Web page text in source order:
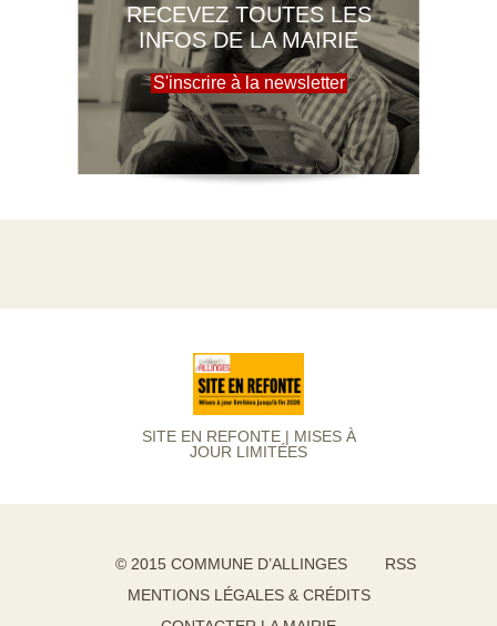
RECEVEZ TOUTES LES
INFOS DE LA MAIRIE
S'inscrire à la newsletter
SITE EN REFONTE | MISES À
JOUR LIMITÉES
© 2015 COMMUNE D’ALLINGES
RSS
MENTIONS LÉGALES & CRÉDITS